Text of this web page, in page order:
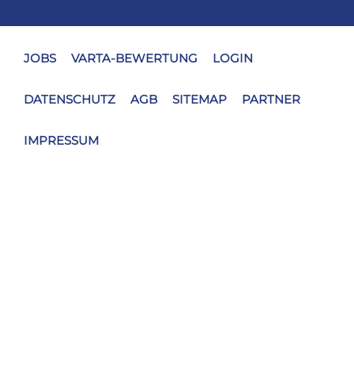
JOBS VARTA-BEWERTUNG LOGIN
DATENSCHUTZ AGB SITEMAP PARTNER
IMPRESSUM